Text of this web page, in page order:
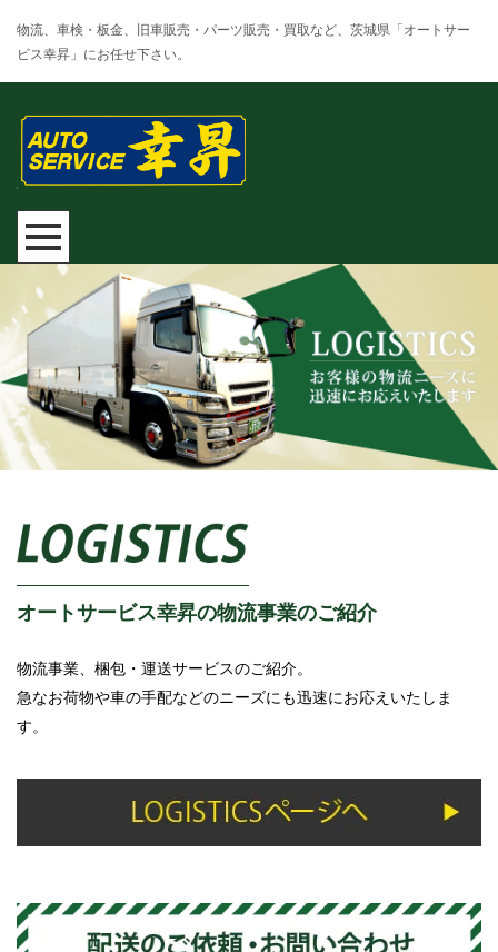
物流、車検・板金、旧車販売・パーツ販売・買取など、茨城県「オートサー
ビス幸昇」にお任せ下さい。
オートサービス幸昇の物流事業のご紹介
物流事業、梱包・運送サービスのご紹介。
急なお荷物や車の手配などのニーズにも迅速にお応えいたしま
す。